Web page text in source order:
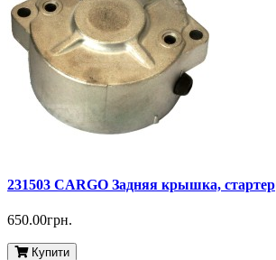
231503 CARGO Задняя крышка, стартер
650.00грн.
Купити